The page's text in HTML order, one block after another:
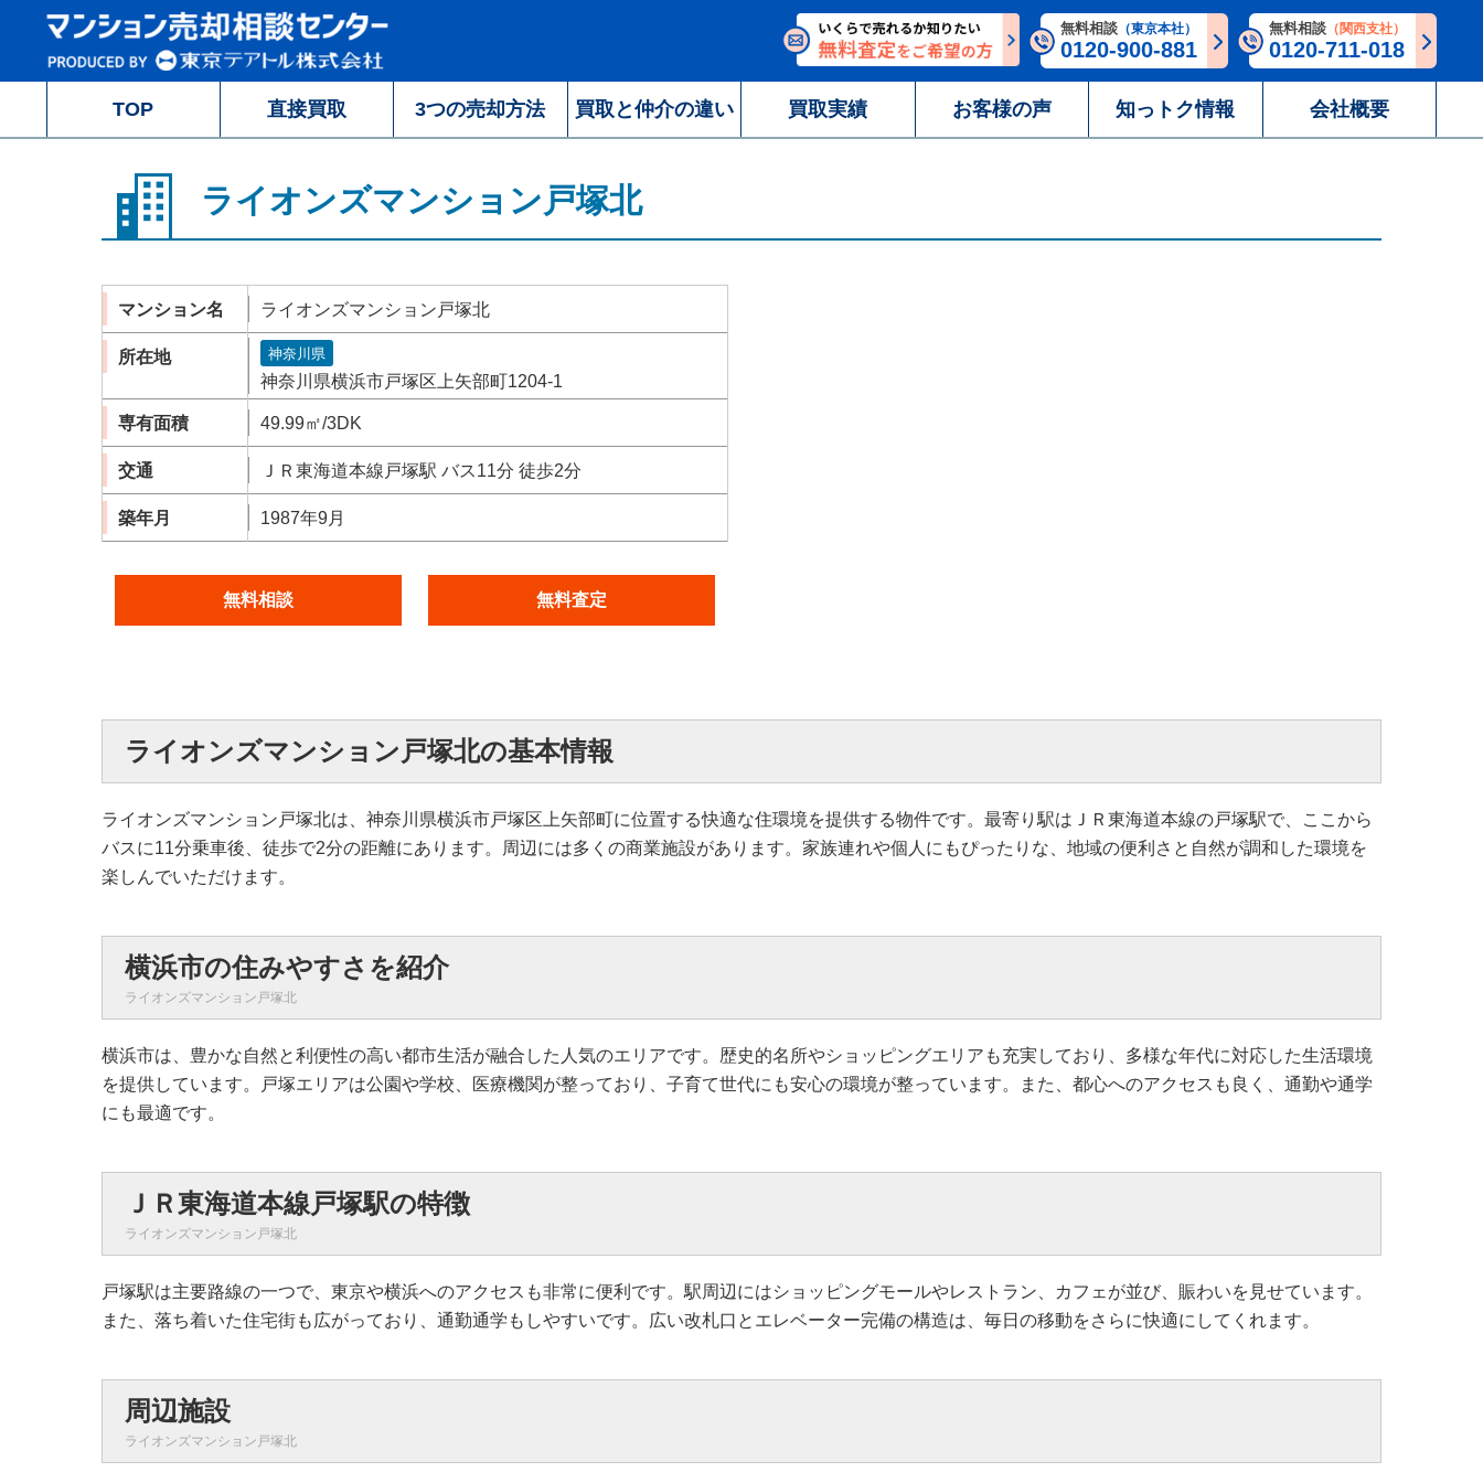
無料相談 （東京本社）
0120-900-881
無料相談 （関西支社）
0120-711-018
TOP 直接買取 3つの売却方法 買取と仲介の違い 買取実績 お客様の声 知っトク情報 会社概要
ライオンズマンション戸塚北
マンション名 ライオンズマンション戸塚北
所在地 神奈川県
神奈川県横浜市戸塚区上矢部町1204-1
専有面積 49.99㎡/3DK
交通 ＪＲ東海道本線戸塚駅 バス11分 徒歩2分
築年月 1987年9月
無料相談 無料査定
ライオンズマンション戸塚北の基本情報
ライオンズマンション戸塚北は、神奈川県横浜市戸塚区上矢部町に位置する快適な住環境を提供する物件です。最寄り駅はＪＲ東海道本線の戸塚駅で、ここから
バスに11分乗車後、徒歩で2分の距離にあります。周辺には多くの商業施設があります。家族連れや個人にもぴったりな、地域の便利さと自然が調和した環境を
楽しんでいただけます。
横浜市の住みやすさを紹介
ライオンズマンション戸塚北
横浜市は、豊かな自然と利便性の高い都市生活が融合した人気のエリアです。歴史的名所やショッピングエリアも充実しており、多様な年代に対応した生活環境
を提供しています。戸塚エリアは公園や学校、医療機関が整っており、子育て世代にも安心の環境が整っています。また、都心へのアクセスも良く、通勤や通学
にも最適です。
ＪＲ東海道本線戸塚駅の特徴
ライオンズマンション戸塚北
戸塚駅は主要路線の一つで、東京や横浜へのアクセスも非常に便利です。駅周辺にはショッピングモールやレストラン、カフェが並び、賑わいを見せています。
また、落ち着いた住宅街も広がっており、通勤通学もしやすいです。広い改札口とエレベーター完備の構造は、毎日の移動をさらに快適にしてくれます。
周辺施設
ライオンズマンション戸塚北